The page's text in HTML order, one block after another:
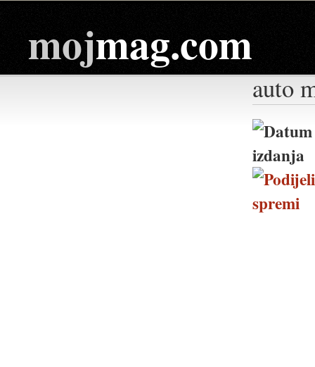
mojmag.com
auto